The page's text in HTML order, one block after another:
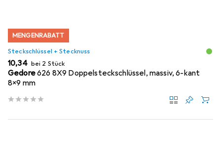
MENGENRABATT
Steckschlüssel + Stecknuss
EUR
10,34 bei 2 Stück
Gedore626 8X9 Doppelsteckschlüssel, massiv, 6-kant
8x9 mm